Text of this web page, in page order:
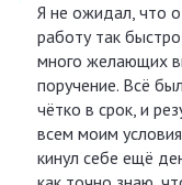
Я не ожидал, что
работу так
много желающих
поручение. Всё
чётко в срок, и
всем моим
кинул себе ещё